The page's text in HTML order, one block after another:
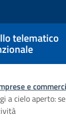
telematico
e
a cielo aperto: